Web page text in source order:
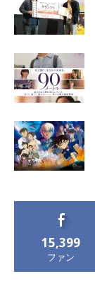
15,399
ファン